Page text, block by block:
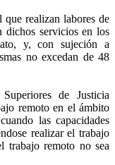
que realizan labores de
dichos servicios en los
y, con sujeción a
no excedan de 48
de Justicia
remoto en el ámbito
las capacidades
realizar el trabajo
trabajo remoto no sea